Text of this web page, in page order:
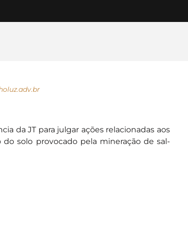
da JT para julgar ações relacionadas aos
solo provocado pela mineração de sal-